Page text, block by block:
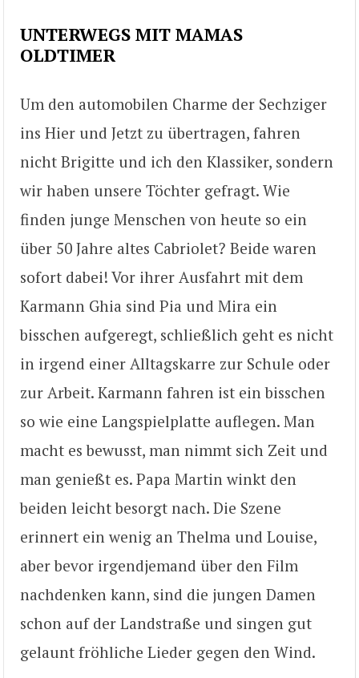
UNTERWEGS MIT MAMAS
OLDTIMER
Um den automobilen Charme der Sechziger
ins Hier und Jetzt zu übertragen, fahren
nicht Brigitte und ich den Klassiker, sondern
wir haben unsere Töchter gefragt. Wie
finden junge Menschen von heute so ein
über 50 Jahre altes Cabriolet? Beide waren
sofort dabei! Vor ihrer Ausfahrt mit dem
Karmann Ghia sind Pia und Mira ein
bisschen aufgeregt, schließlich geht es nicht
in irgend einer Alltagskarre zur Schule oder
zur Arbeit. Karmann fahren ist ein bisschen
so wie eine Langspielplatte auflegen. Man
macht es bewusst, man nimmt sich Zeit und
man genießt es. Papa Martin winkt den
beiden leicht besorgt nach. Die Szene
erinnert ein wenig an Thelma und Louise,
aber bevor irgendjemand über den Film
nachdenken kann, sind die jungen Damen
schon auf der Landstraße und singen gut
gelaunt fröhliche Lieder gegen den Wind.